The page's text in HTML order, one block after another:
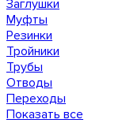
Заглушки
Муфты
Резинки
Тройники
Трубы
Отводы
Переходы
Показать все